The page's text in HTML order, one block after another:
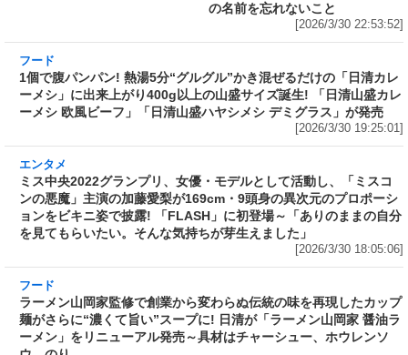
るだけの「日清カレーメシ」に出来上がり400g
以上の山盛サイズ誕生! 「日清山盛カレーメシ
欧風ビーフ」「日清山盛ハヤシメシ デミグラ
[2026/3/30 19:25:01]
エンタメ
ミス中央2022グランプリ、女優・モデルとして
活動し、「ミスコンの悪魔」主演の加藤愛梨が
キニ姿で披露! 「FLASH」に初登場～「ありの
ままの自分を見てもらいたい。そんな気持ちが
芽生えました」
[2026/3/30 18:05:06]
フード
味を再現したカップ麺がさらに“濃くて旨い”ス
ープに! 日清が「ラーメン山岡家 醤油ラーメ
ン」をリニューアル発売～具材はチャーシュ